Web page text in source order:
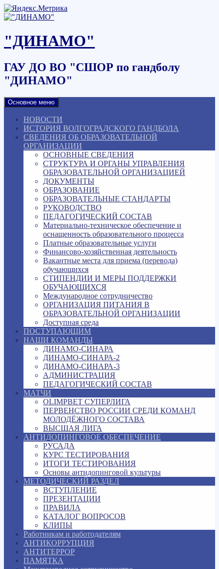
Наверх
"ДИНАМО"
ГАУ ДО ВО "СШОР по гандболу
"ДИНАМО"
Основное меню
НОВОСТИ
ИСТОРИЯ ВОЛГОГРАДСКОГО ГАНДБОЛА
СВЕДЕНИЯ ОБ ОБРАЗОВАТЕЛЬНОЙ
ОРГАНИЗАЦИИ
ОСНОВНЫЕ СВЕДЕНИЯ
СТРУКТУРА И ОРГАНЫ УПРАВЛЕНИЯ
ОБРАЗОВАТЕЛЬНОЙ ОРГАНИЗАЦИЕЙ
ДОКУМЕНТЫ
ОБРАЗОВАНИЕ
ОБРАЗОВАТЕЛЬНЫЕ СТАНДАРТЫ
РУКОВОДСТВО
ПЕДАГОГИЧЕСКИЙ СОСТАВ
Материально-техническое обеспечение и
оснащенность образовательного процесса
Платные образовательные услуги
Финансово-хозяйственная деятельность
Вакантные места для приема (перевода)
обучающихся
СТИПЕНДИИ И МЕРЫ ПОДДЕРЖКИ
ОБУЧАЮЩИХСЯ
Международное сотрудничество
ОРГАНИЗАЦИЯ ПИТАНИЯ В
ОБРАЗОВАТЕЛЬНОЙ ОРГАНИЗАЦИИ
Доступная среда
ПОСТУПАЮЩИМ
НАШИ КОМАНДЫ
ДИНАМО-СИНАРА
ДИНАМО-СИНАРА-2
ДИНАМО-СИНАРА-3
АДМИНИСТРАЦИЯ
ПЕДАГОГИЧЕСКИЙ СОСТАВ
МАТЧИ
OLIMPBET СУПЕРЛИГА
ПЕРВЕНСТВО РОССИИ СРЕДИ КОМАНД
МОЛОДЁЖНОГО СОСТАВА
ВЫСШАЯ ЛИГА
АНТИДОПИНГОВОЕ ОБЕСПЕЧЕНИЕ
РУСАДА
КУРС ТЕСТИРОВАНИЯ
ИТОГИ ТЕСТИРОВАНИЯ
Основы антидопинговой культуры
МЕТОДИЧЕСКИЙ РАЗДЕЛ
ВСТУПЛЕНИЕ
ПРЕЗЕНТАЦИИ
ПРАВИЛА
КАТАЛОГ ВОПРОСОВ
КЛИПЫ
Работникам и работодателям
АНТИКОРРУПЦИЯ
АНТИТЕРРОР
ПАМЯТКА